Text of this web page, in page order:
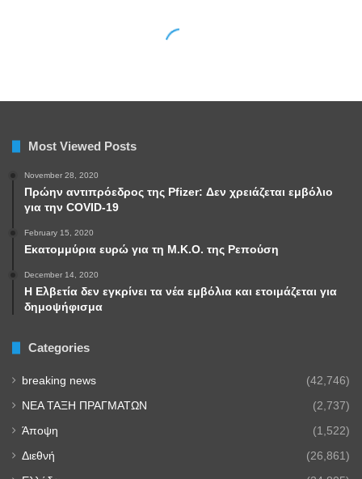
Most Viewed Posts
November 28, 2020
Πρώην αντιπρόεδρος της Pfizer: Δεν χρειάζεται εμβόλιο
για την COVID-19
February 15, 2020
Εκατομμύρια ευρώ για τη Μ.Κ.Ο. της Ρεπούση
December 14, 2020
Η Ελβετία δεν εγκρίνει τα νέα εμβόλια και ετοιμάζεται για
δημοψήφισμα
Categories
breaking news (42,746)
NEA TAΞΗ ΠΡΑΓΜΑΤΩΝ (2,737)
Άποψη (1,522)
Διεθνή (26,861)